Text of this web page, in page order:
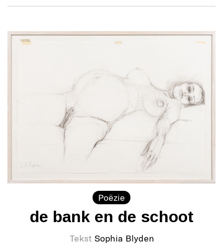
Poëzie
de bank en de schoot
Tekst Sophia Blyden